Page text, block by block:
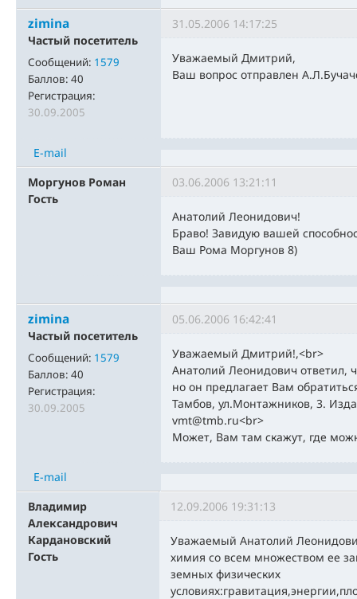
zimina
Частый посетитель
Сообщений: 1579
Баллов: 40
Регистрация:
30.09.2005
31.05.2006 14:17:25
Уважаемый Дмитрий,
Ваш вопрос отправлен
E-mail
Моргунов Роман
Гость
03.06.2006 13:21:11
Анатолий Леонидович!
Браво! Завидую вашей
Ваш Рома Моргунов 8)
zimina
Частый посетитель
Сообщений: 1579
Баллов: 40
Регистрация:
30.09.2005
05.06.2006 16:42:41
Уважаемый Дмитрий!,<br>
Анатолий Леонидович ответил,
но он предлагает Вам
Тамбов, ул.Монтажников, 3.
vmt@tmb.ru<br>
Может, Вам там скажут, где
E-mail
Владимир
Александрович
Кардановский
Гость
12.09.2006 19:31:13
Уважаемый Анатолий
химия со всем множеством ее
земных физических